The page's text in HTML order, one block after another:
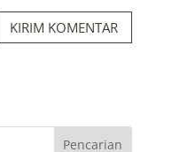
KIRIM KOMENTAR